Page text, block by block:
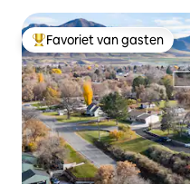
Topfavoriet van gasten
Favoriet van gasten